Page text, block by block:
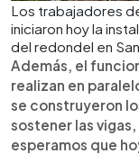
Los trabajadores
iniciaron hoy la
del redondel en
Además, el
realizan en
se construyeron
sostener las
esperamos que